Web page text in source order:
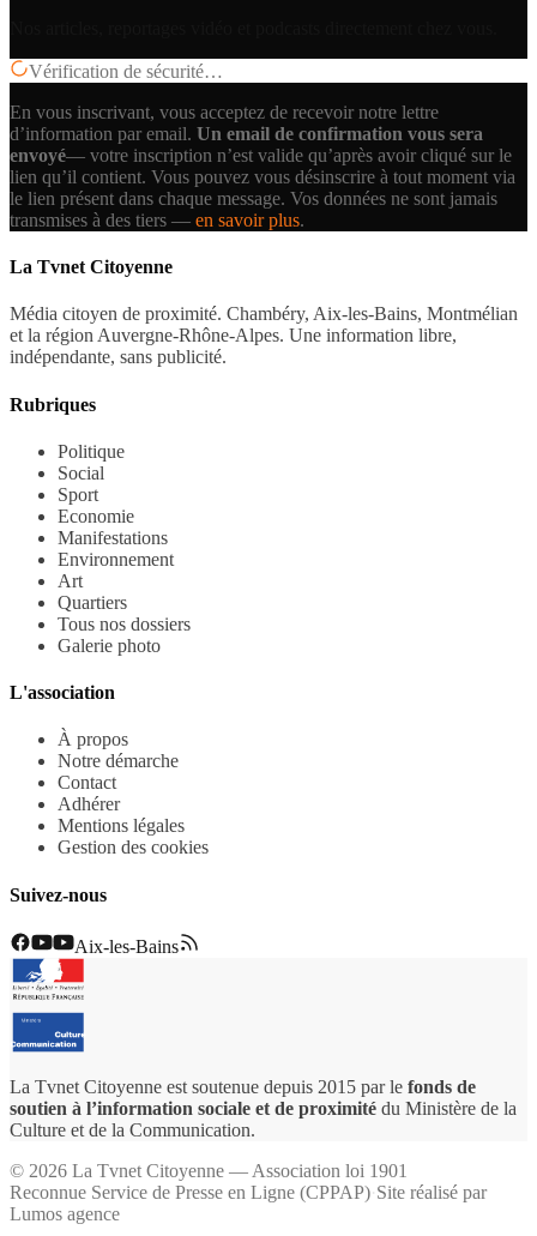
Vérification de sécurité…
En vous inscrivant, vous acceptez de recevoir notre lettre
d’information par email. Un email de confirmation vous sera
envoyé— votre inscription n’est valide qu’après avoir cliqué sur le
lien qu’il contient. Vous pouvez vous désinscrire à tout moment via
le lien présent dans chaque message. Vos données ne sont jamais
transmises à des tiers — en savoir plus.
La Tvnet Citoyenne
Média citoyen de proximité. Chambéry, Aix-les-Bains, Montmélian
et la région Auvergne-Rhône-Alpes. Une information libre,
indépendante, sans publicité.
Rubriques
Politique
Social
Sport
Economie
Manifestations
Environnement
Art
Quartiers
Tous nos dossiers
Galerie photo
L'association
À propos
Notre démarche
Contact
Adhérer
Mentions légales
Gestion des cookies
Suivez-nous
Aix-les-Bains
La Tvnet Citoyenne est soutenue depuis 2015 par le fonds de
soutien à l’information sociale et de proximité du Ministère de la
Culture et de la Communication.
© 2026 La Tvnet Citoyenne — Association loi 1901
Reconnue Service de Presse en Ligne (CPPAP)·Site réalisé par
Lumos agence